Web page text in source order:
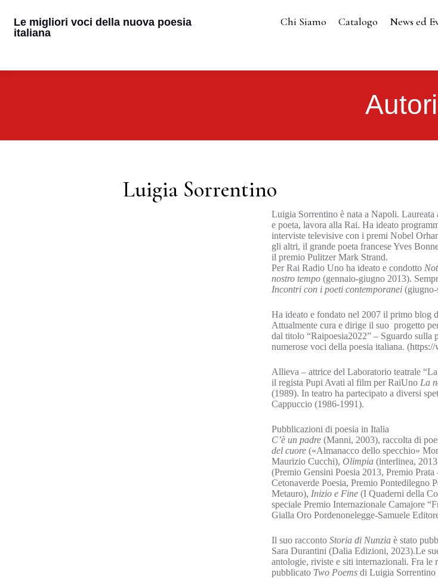
Le migliori voci della nuova poesia
italiana
Chi Siamo Catalogo News ed
Autori
Luigia Sorrentino
Luigia Sorrentino è nata a Napoli.
e poeta, lavora alla Rai. Ha ideato
interviste televisive con i premi Nobel
gli altri, il grande poeta francese Yves
il premio Pulitzer Mark Strand.
Per Rai Radio Uno ha ideato e condotto
nostro tempo (gennaio-giugno 2013).
Incontri con i poeti contemporanei (giugno-
Ha ideato e fondato nel 2007 il primo blog
Attualmente cura e dirige il suo progetto
dal titolo “Raipoesia2022” – Sguardo sulla
numerose voci della poesia italiana. (https://
Allieva – attrice del Laboratorio teatrale
il regista Pupi Avati al film per RaiUno La
(1989). In teatro ha partecipato a diversi
Cappuccio (1986-1991).
Pubblicazioni di poesia in Italia
C’è un padre (Manni, 2003), raccolta di
del cuore («Almanacco dello specchio»
Maurizio Cucchi), Olimpia (interlinea,
(Premio Gensini Poesia 2013, Premio
Cetonaverde Poesia, Premio Pontedilegno
Metauro), Inizio e Fine (I Quaderni della
speciale Premio Internazionale Camajore
Gialla Oro Pordenonelegge-Samuele
Il suo racconto Storia di Nunzia è stato
Sara Durantini (Dalia Edizioni, 2023).Le
antologie, riviste e siti internazionali. Fra le
pubblicato Two Poems di Luigia Sorrentino